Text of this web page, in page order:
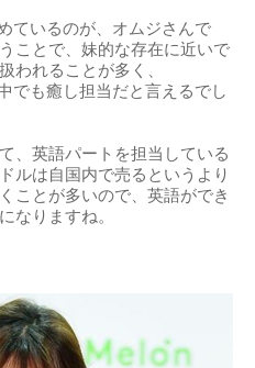
ているのが、オムジさんで
ことで、妹的な存在に近いで
われることが多く、
でも癒し担当だと言えるでし
、英語パートを担当している
ルは自国内で売るというより
ことが多いので、英語ができ
なりますね。